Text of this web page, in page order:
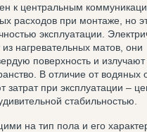
к центральным
расходов при монтаже, но
эксплуатации.
нагревательных матов, они
поверхность и излучают
В отличие от водяных
затрат при эксплуатации –
стабильностью.
на тип пола и его